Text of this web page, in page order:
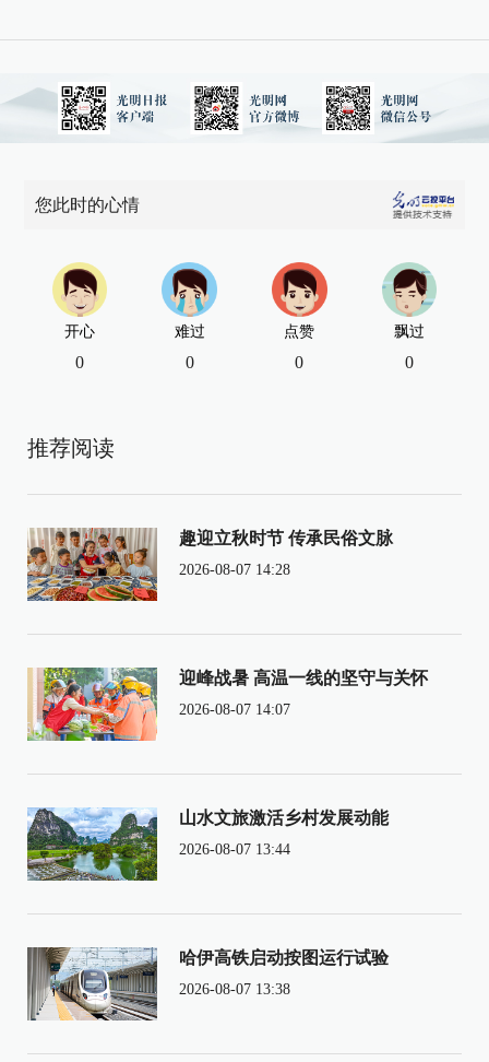
您此时的心情
开心
0
难过
0
点赞
0
飘过
0
推荐阅读
趣迎立秋时节 传承民俗文脉
2026-08-07 14:28
迎峰战暑 高温一线的坚守与关怀
2026-08-07 14:07
山水文旅激活乡村发展动能
2026-08-07 13:44
哈伊高铁启动按图运行试验
2026-08-07 13:38